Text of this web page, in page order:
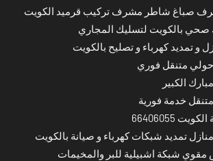
صباغ شاطر مشرف تركيب قرميد الكويت
بالكويت لتسليك المجاري
و تمديد كهرباء و تصليح بالكويت
متنقل فوري
الكبير
خدمة فورية
66406055
تمديد شبكات كهرباء و صيانة بالكويت
شبكة اشبيلية للبر والمخيمات